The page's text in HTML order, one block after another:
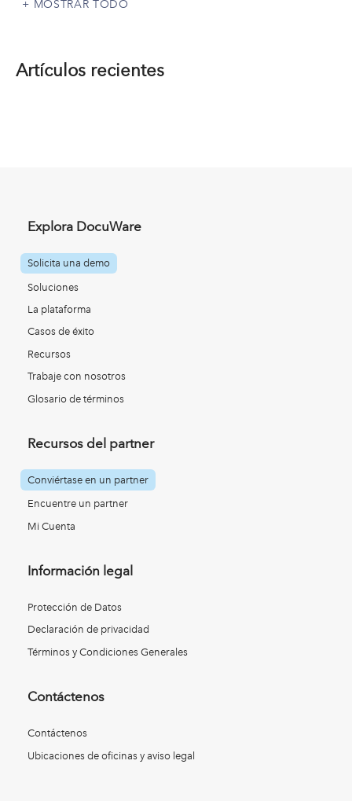
MOSTRAR TODO
Artículos recientes
Explora DocuWare
Solicita una demo
Soluciones
La plataforma
Casos de éxito
Recursos
Trabaje con nosotros
Glosario de términos
Recursos del partner
Conviértase en un partner
Encuentre un partner
Mi Cuenta
Información legal
Protección de Datos
Declaración de privacidad
Términos y Condiciones Generales
Contáctenos
Contáctenos
Ubicaciones de oficinas y aviso legal